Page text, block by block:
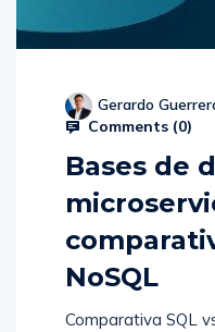
Gerardo
Comments (0)
Bases de
NoSQL
Comparativa SQL